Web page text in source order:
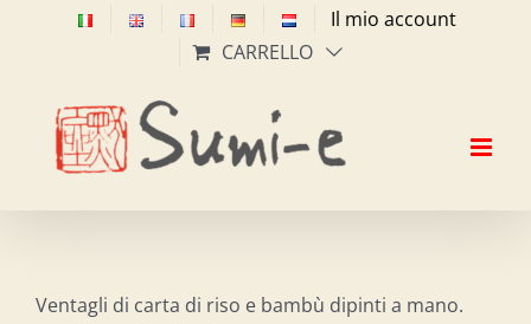
Il mio account
CARRELLO
Ventagli di carta di riso e bambù dipinti a mano.